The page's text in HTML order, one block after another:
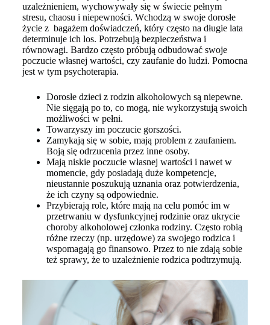
uzależnieniem, wychowywały się w świecie pełnym
stresu, chaosu i niepewności. Wchodzą w swoje dorosłe
życie z bagażem doświadczeń, który często na długie lata
determinuje ich los. Potrzebują bezpieczeństwa i
równowagi. Bardzo często próbują odbudować swoje
poczucie własnej wartości, czy zaufanie do ludzi. Pomocna
jest w tym psychoterapia.
Dorosłe dzieci z rodzin alkoholowych są niepewne.
Nie sięgają po to, co mogą, nie wykorzystują swoich
możliwości w pełni.
Towarzyszy im poczucie gorszości.
Zamykają się w sobie, mają problem z zaufaniem.
Boją się odrzucenia przez inne osoby.
Mają niskie poczucie własnej wartości i nawet w
momencie, gdy posiadają duże kompetencje,
nieustannie poszukują uznania oraz potwierdzenia,
że ich czyny są odpowiednie.
Przybierają role, które mają na celu pomóc im w
przetrwaniu w dysfunkcyjnej rodzinie oraz ukrycie
choroby alkoholowej członka rodziny. Często robią
różne rzeczy (np. urzędowe) za swojego rodzica i
wspomagają go finansowo. Przez to nie zdają sobie
też sprawy, że to uzależnienie rodzica podtrzymują.